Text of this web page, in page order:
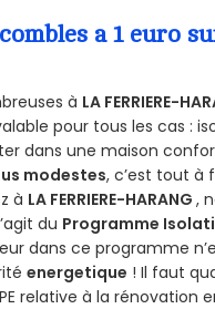
a 1 euro
à LA FERRIERE-
pour tous les cas :
dans une maison
modestes, c’est tout à
à LA FERRIERE-HARANG,
du Programme
dans ce programme
energetique ! Il faut
relative à la rénovation